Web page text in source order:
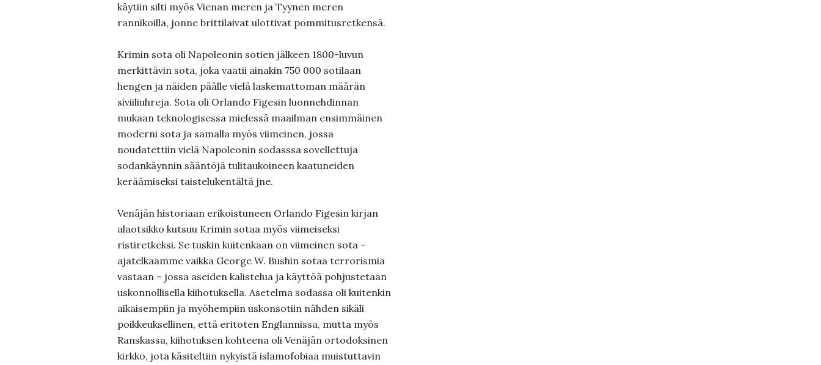
käytiin silti myös Vienan meren ja Tyynen meren
rannikoilla, jonne brittilaivat ulottivat pommitusretkensä.
Krimin sota oli Napoleonin sotien jälkeen 1800-luvun
merkittävin sota, joka vaatii ainakin 750 000 sotilaan
hengen ja näiden päälle vielä laskemattoman määrän
siviiliuhreja. Sota oli Orlando Figesin luonnehdinnan
mukaan teknologisessa mielessä maailman ensimmäinen
moderni sota ja samalla myös viimeinen, jossa
noudatettiin vielä Napoleonin sodasssa sovellettuja
sodankäynnin sääntöjä tulitaukoineen kaatuneiden
keräämiseksi taistelukentältä jne.
Venäjän historiaan erikoistuneen Orlando Figesin kirjan
alaotsikko kutsuu Krimin sotaa myös viimeiseksi
ristiretkeksi. Se tuskin kuitenkaan on viimeinen sota –
ajatelkaamme vaikka George W. Bushin sotaa terrorismia
vastaan – jossa aseiden kalistelua ja käyttöä pohjustetaan
uskonnollisella kiihotuksella. Asetelma sodassa oli kuitenkin
aikaisempiin ja myöhempiin uskonsotiin nähden sikäli
poikkeuksellinen, että eritoten Englannissa, mutta myös
Ranskassa, kiihotuksen kohteena oli Venäjän ortodoksinen
kirkko, jota käsiteltiin nykyistä islamofobiaa muistuttavin